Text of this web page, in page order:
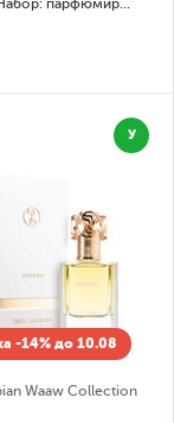
Gharaam Набор: парфюмированная вода (edp) сменный флакон (refill) 3шт по 10мл
У
-14% до 10.08
Waaw Collection